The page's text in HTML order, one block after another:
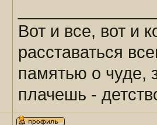
Вот и все, вот и
расставаться
памятью о чуде,
плачешь -